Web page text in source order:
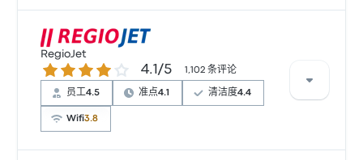
根据 12482 条评论，该公司在 Busbud 上被评为 3.7 颗
星。旅客对 车票资源 和 温度 特别满意，但对 无线上网
经常有所抱怨。 BlaBlaCar Bus 在此路线提供的票价为
¥125 起
RegioJet
4.1 / 5 星 4.1/5 1,102 条评论
员工4.5 准点4.1 清洁度4.4
Wifi3.8